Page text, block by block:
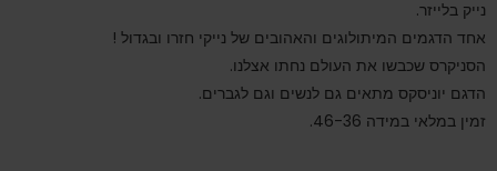
נייק בלייזר.
אחד הדגמים המיתולוגים והאהובים של נייקי חזרו ובגדול !
הסניקרס שכבשו את העולם נחתו אצלנו.
הדגם יוניסקס מתאים גם לנשים וגם לגברים.
זמין במלאי במידה 46-36.